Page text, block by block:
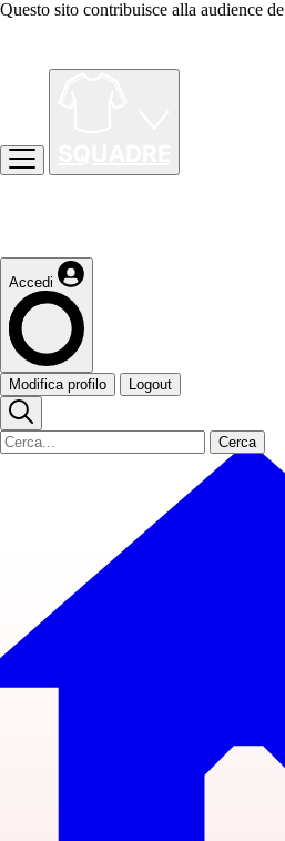
Questo sito contribuisce alla audience de
Accedi
Modifica profilo Logout
Cerca